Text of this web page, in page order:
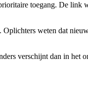
toegang. De link
weten dat
verschijnt dan in het